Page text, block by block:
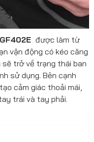
được làm từ
vận động có kéo căng
trở về trạng thái ban
sử dụng. Bên cạnh
cảm giác thoải mái,
trái và tay phải.